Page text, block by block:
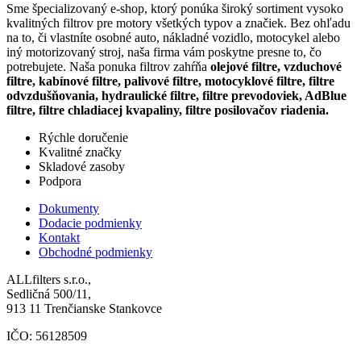
Sme špecializovaný e-shop, ktorý ponúka široký sortiment vysoko
kvalitných filtrov pre motory všetkých typov a značiek. Bez ohľadu
na to, či vlastníte osobné auto, nákladné vozidlo, motocykel alebo
iný motorizovaný stroj, naša firma vám poskytne presne to, čo
potrebujete. Naša ponuka filtrov zahŕňa olejové filtre, vzduchové
filtre, kabínové filtre, palivové filtre, motocyklové filtre, filtre
odvzdušňovania, hydraulické filtre, filtre prevodoviek, AdBlue
filtre, filtre chladiacej kvapaliny, filtre posilovačov riadenia.
Rýchle doručenie
Kvalitné značky
Skladové zasoby
Podpora
Dokumenty
Dodacie podmienky
Kontakt
Obchodné podmienky
ALLfilters s.r.o.,
Sedličná 500/11,
913 11 Trenčianske Stankovce
IČO: 56128509